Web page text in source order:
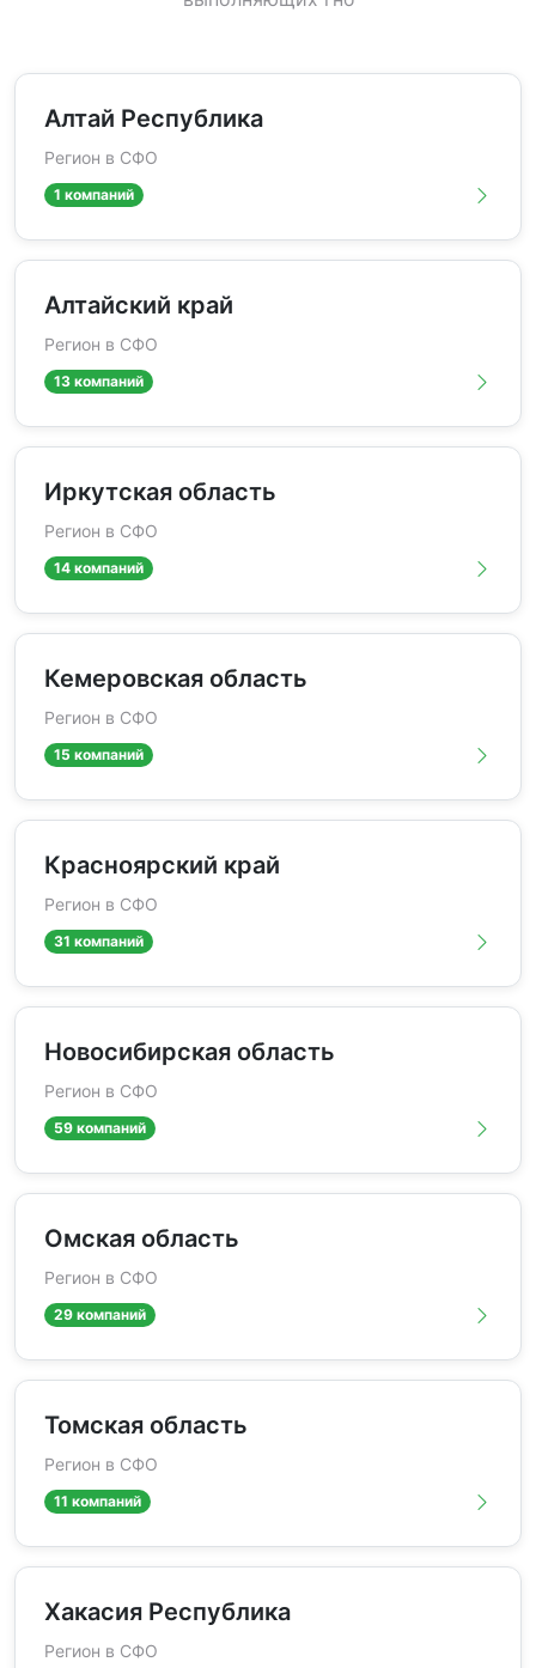
Алтай Республика
Регион в СФО
1 компаний
Алтайский край
Регион в СФО
13 компаний
Иркутская область
Регион в СФО
14 компаний
Кемеровская область
Регион в СФО
15 компаний
Красноярский край
Регион в СФО
31 компаний
Новосибирская область
Регион в СФО
59 компаний
Омская область
Регион в СФО
29 компаний
Томская область
Регион в СФО
11 компаний
Хакасия Республика
Регион в СФО